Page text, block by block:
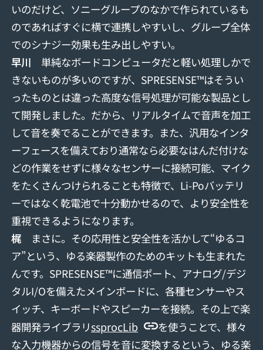
いのだけど、ソニーグループのなかで作られているも
のであればすぐに横で連携しやすいし、グループ全体
でのシナジー効果も生み出しやすい。
早川 単純なボードコンピュータだと軽い処理しかで
きないものが多いのですが、SPRESENSE™はそうい
ったものとは違った高度な信号処理が可能な製品とし
て開発しました。だから、リアルタイムで音声を加工
して音を奏でることができます。また、汎用なインタ
ーフェースを備えており通常なら必要なはんだ付けな
どの作業をせずに様々なセンサーに接続可能、マイク
をたくさんつけられることも特徴で、Li-Poバッテリ
ーではなく乾電池で十分動かせるので、より安全性を
重視できるようになります。
梶 まさに。その応用性と安全性を活かして“ゆるコ
ア”という、ゆる楽器製作のためのキットも生まれた
んです。SPRESENSE™に通信ポート、アナログ/デジ
タルI/Oを備えたメインボードに、各種センサーやス
イッチ、キーボードやスピーカーを接続。その上で楽
器開発ライブラリssprocLib
を使うことで、様々
な入力機器からの信号を音に変換するという、ゆる楽